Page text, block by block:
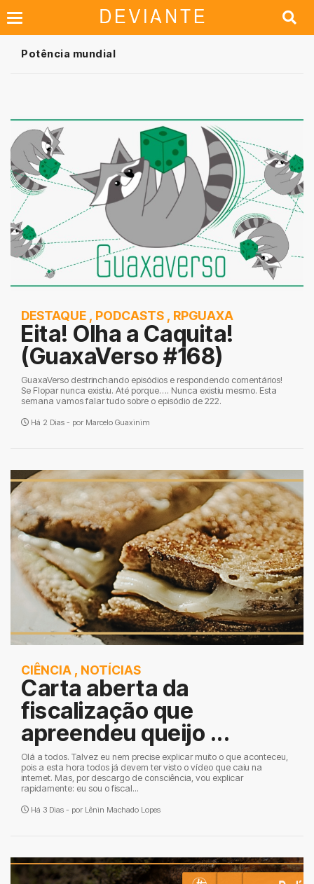
Potência mundial
DESTAQUE , PODCASTS , RPGUAXA
Eita! Olha a Caquita!
(GuaxaVerso #168)
GuaxaVerso destrinchando episódios e respondendo comentários!
Se Flopar nunca existiu. Até porque…. Nunca existiu mesmo. Esta
semana vamos falar tudo sobre o episódio de 222.
Há 2 Dias - por Marcelo Guaxinim
CIÊNCIA , NOTÍCIAS
Carta aberta da
fiscalização que
apreendeu queijo ...
Olá a todos. Talvez eu nem precise explicar muito o que aconteceu,
pois a esta hora todos já devem ter visto o vídeo que caiu na
internet. Mas, por descargo de consciência, vou explicar
rapidamente: eu sou o fiscal...
Há 3 Dias - por Lênin Machado Lopes